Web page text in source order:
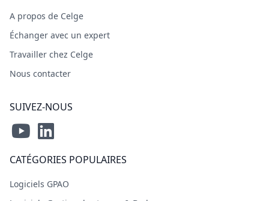
A propos de Celge
Échanger avec un expert
Travailler chez Celge
Nous contacter
SUIVEZ-NOUS
CATÉGORIES POPULAIRES
Logiciels GPAO